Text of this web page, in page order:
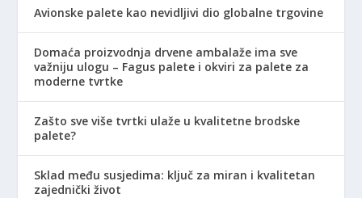
Avionske palete kao nevidljivi dio globalne trgovine
Domaća proizvodnja drvene ambalaže ima sve
važniju ulogu – Fagus palete i okviri za palete za
moderne tvrtke
Zašto sve više tvrtki ulaže u kvalitetne brodske
palete?
Sklad među susjedima: ključ za miran i kvalitetan
zajednički život